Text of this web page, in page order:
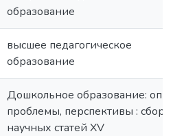
образование
высшее педагогическое
образование
Дошкольное образование:
проблемы, перспективы :
научных статей XV